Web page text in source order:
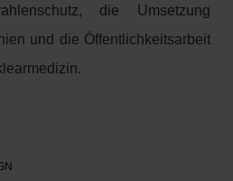
die Umsetzung
und die Öffentlichkeitsarbeit